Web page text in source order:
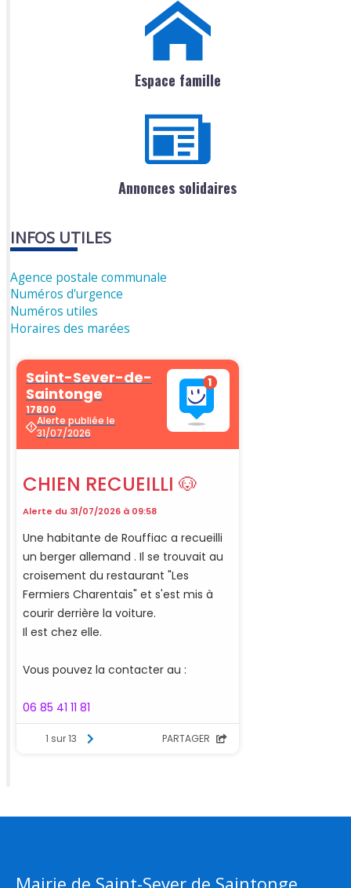
Espace famille
Annonces solidaires
INFOS UTILES
Agence postale communale
Numéros d'urgence
Numéros utiles
Horaires des marées